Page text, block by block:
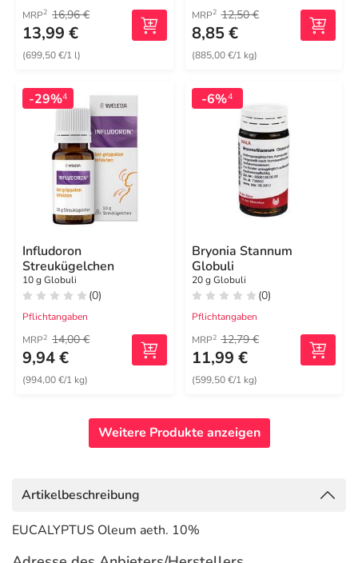
MRP2 16,96 €
13,99 €
(699,50 €/1 l)
MRP2 12,50 €
8,85 €
(885,00 €/1 kg)
-29%4
Infludoron
Streukügelchen
10 g Globuli
(0)
Pflichtangaben
MRP2 14,00 €
9,94 €
(994,00 €/1 kg)
-6%4
Bryonia Stannum
Globuli
20 g Globuli
(0)
Pflichtangaben
MRP2 12,79 €
11,99 €
(599,50 €/1 kg)
Weitere Produkte anzeigen
Artikelbeschreibung
EUCALYPTUS Oleum aeth. 10%